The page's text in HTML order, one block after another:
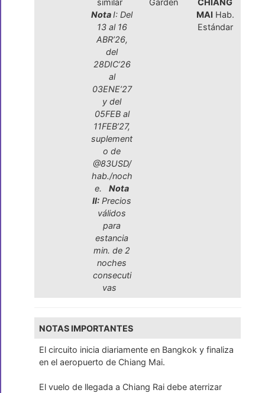
NotaI: Del
13 al 16
ABR’26,
del
28DIC’26
al
03ENE’27
y del
05FEB al
11FEB’27,
suplement
o de
@83USD/
hab./noch
e. Nota
II: Precios
válidos
para
estancia
min. de 2
noches
consecuti
vas
MAI Hab.
Estándar
NOTAS IMPORTANTES
El circuito inicia diariamente en Bangkok y finaliza
en el aeropuerto de Chiang Mai.
El vuelo de llegada a Chiang Rai debe aterrizar